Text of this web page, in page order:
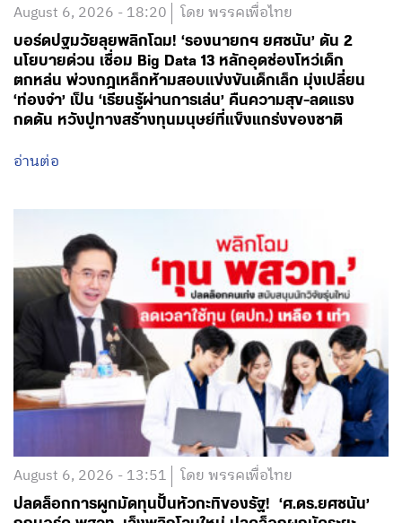
August 6, 2026 - 18:20 โดย พรรคเพื่อไทย
บอร์ดปฐมวัยลุยพลิกโฉม! ‘รองนายกฯ ยศชนัน’ ดัน 2
นโยบายด่วน เชื่อม Big Data 13 หลักอุดช่องโหว่เด็ก
ตกหล่น พ่วงกฎเหล็กห้ามสอบแข่งขันเด็กเล็ก มุ่งเปลี่ยน
‘ท่องจำ’ เป็น ‘เรียนรู้ผ่านการเล่น’ คืนความสุข-ลดแรง
กดดัน หวังปูทางสร้างทุนมนุษย์ที่แข็งแกร่งของชาติ
อ่านต่อ
August 6, 2026 - 13:51 โดย พรรคเพื่อไทย
ปลดล็อกการผูกมัดทุนปั้นหัวกะทิของรัฐ! ‘ศ.ดร.ยศชนัน’